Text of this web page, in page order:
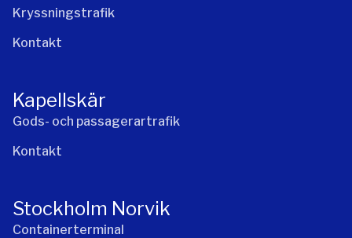
Kryssningstrafik
Kontakt
Kapellskär
Gods- och passagerartrafik
Kontakt
Stockholm Norvik
Containerterminal